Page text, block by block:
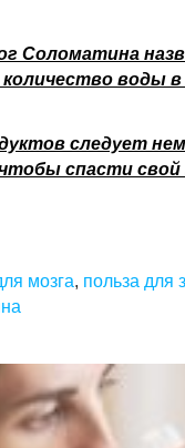
Соломатина
воды в
следует
спасти
мозга, польза для